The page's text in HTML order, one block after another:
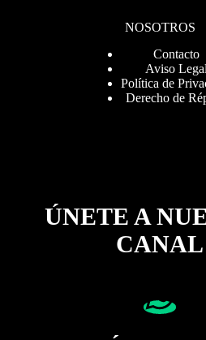
NOSOTROS
Contacto
Aviso Legal
Política de
Derecho de
ÚNETE A
CANAL